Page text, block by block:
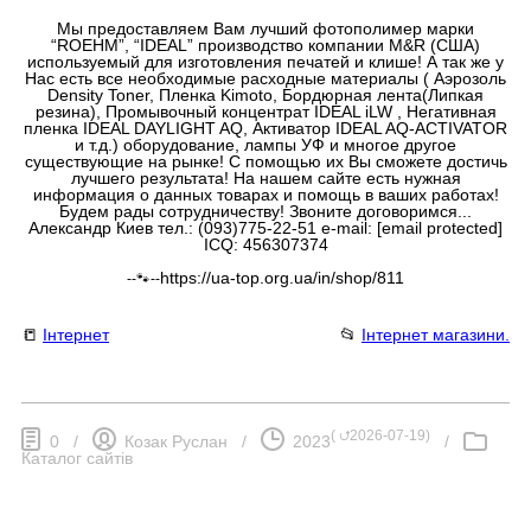
Мы предоставляем Вам лучший фотополимер марки
“ROEHM”, “IDEAL” производство компании M&R (США)
используемый для изготовления печатей и клише! А так же у
Нас есть все необходимые расходные материалы ( Аэрозоль
Density Toner, Пленка Kimoto, Бордюрная лента(Липкая
резина), Промывочный концентрат IDEAL iLW , Негативная
пленка IDEAL DAYLIGHT AQ, Активатор IDEAL AQ-ACTIVATOR
и т.д.) оборудование, лампы УФ и многое другое
существующие на рынке! С помощью их Вы сможете достичь
лучшего результата! На нашем сайте есть нужная
информация о данных товарах и помощь в ваших работах!
Будем рады сотрудничеству! Звоните договоримся...
Александр Киев тел.: (093)775-22-51 e-mail: [email protected]
ICQ: 456307374
--🐾--https://ua-top.org.ua/in/shop/811
📒 Інтернет 📂 Інтернет магазини.
0 / Козак Руслан / 2023( ⮍2026-07-19)
/
Каталог сайтів